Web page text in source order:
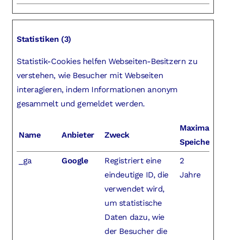
Statistiken (3)
Statistik-Cookies helfen Webseiten-Besitzern zu
verstehen, wie Besucher mit Webseiten
interagieren, indem Informationen anonym
gesammelt und gemeldet werden.
Name Anbieter Zweck
Maximale
_ga
Google
Registriert eine
eindeutige ID, die
verwendet wird,
um statistische
Daten dazu, wie
der Besucher die
2
Jahre